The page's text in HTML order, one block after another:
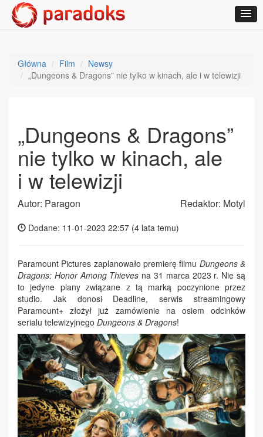
Główna Film
Newsy
„Dungeons & Dragons” nie tylko w kinach, ale i w telewizji
„Dungeons & Dragons”
nie tylko w kinach, ale
i w telewizji
Autor: Paragon Redaktor: Motyl
Dodane: 11-01-2023 22:57 (4 lata temu)
Paramount Pictures zaplanowało premierę filmu Dungeons &
Dragons: Honor Among Thieves na 31 marca 2023 r. Nie są
to jedyne plany związane z tą marką poczynione przez
studio. Jak donosi Deadline, serwis streamingowy
Paramount+ złożył już zamówienie na osiem odcinków
serialu telewizyjnego Dungeons & Dragons!